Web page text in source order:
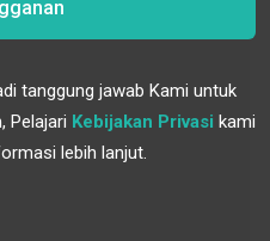
tanggung jawab Kami untuk
Pelajari Kebijakan Privasi kami
lebih lanjut.